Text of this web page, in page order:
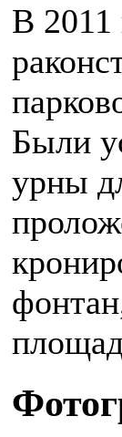
В 2011
Были
урны